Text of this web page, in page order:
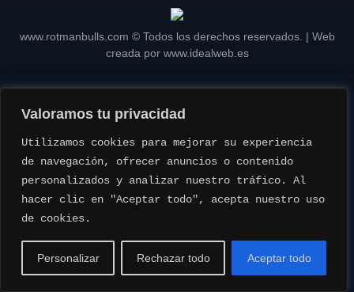
Valoramos tu privacidad
Utilizamos cookies para mejorar su experiencia
de navegación, ofrecer anuncios o contenido
personalizados y analizar nuestro tráfico. Al
hacer clic en "Aceptar todo", acepta nuestro uso
de cookies.
Personalizar Rechazar todo Aceptar todo
www.rotmanbulls.com © Todos los derechos reservados. | Web
creada por www.idealweb.es